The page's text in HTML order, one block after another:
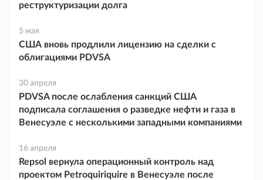
реструктуризации долга
5 мая
США вновь продлили лицензию на сделки с
облигациями PDVSA
30 апреля
PDVSA после ослабления санкций США
подписала соглашения о разведке нефти и газа в
Венесуэле с несколькими западными компаниями
16 апреля
Repsol вернула операционный контроль над
проектом Petroquiriquire в Венесуэле после